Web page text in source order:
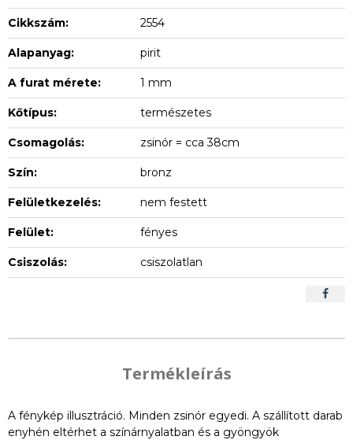
Cikkszám: 2554
Alapanyag: pirit
A furat mérete: 1 mm
Kőtípus: természetes
Csomagolás: zsinór = cca 38cm
Szín: bronz
Felületkezelés: nem festett
Felület: fényes
Csiszolás: csiszolatlan
Termékleírás
A fénykép illusztráció. Minden zsinór egyedi. A szállított darab
enyhén eltérhet a színárnyalatban és a gyöngyök